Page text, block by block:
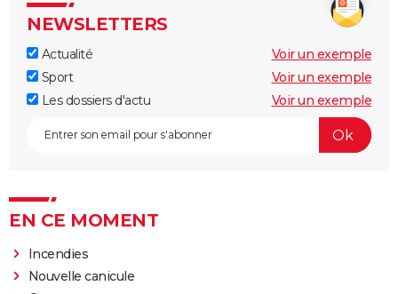
NEWSLETTERS
Actualité
Voir un exemple
Sport
Voir un exemple
Les dossiers d'actu
Voir un exemple
EN CE MOMENT
Incendies
Nouvelle canicule